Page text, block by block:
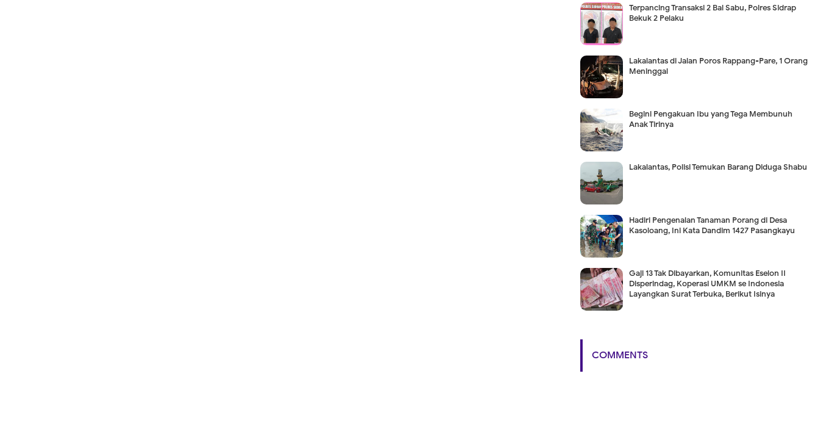
Terpancing Transaksi 2 Bal Sabu, Polres Sidrap
Bekuk 2 Pelaku
Lakalantas di Jalan Poros Rappang-Pare, 1 Orang
Meninggal
Begini Pengakuan Ibu yang Tega Membunuh
Anak Tirinya
Lakalantas, Polisi Temukan Barang Diduga Shabu
Hadiri Pengenalan Tanaman Porang di Desa
Kasoloang, Ini Kata Dandim 1427 Pasangkayu
Gaji 13 Tak Dibayarkan, Komunitas Eselon II
Disperindag, Koperasi UMKM se Indonesia
Layangkan Surat Terbuka, Berikut Isinya
COMMENTS